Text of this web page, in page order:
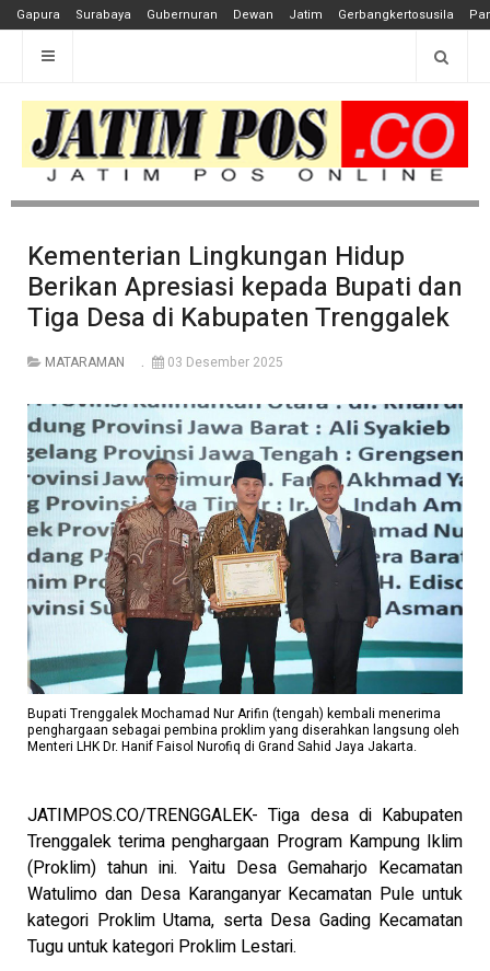
Gapura Surabaya Gubernuran Dewan Jatim Gerbangkertosusila
Kementerian Lingkungan Hidup
Berikan Apresiasi kepada Bupati dan
Tiga Desa di Kabupaten Trenggalek
MATARAMAN 03 Desember 2025
Bupati Trenggalek Mochamad Nur Arifin (tengah) kembali menerima
penghargaan sebagai pembina proklim yang diserahkan langsung oleh
Menteri LHK Dr. Hanif Faisol Nurofiq di Grand Sahid Jaya Jakarta.
JATIMPOS.CO/TRENGGALEK- Tiga desa di Kabupaten
Trenggalek terima penghargaan Program Kampung Iklim
(Proklim) tahun ini. Yaitu Desa Gemaharjo Kecamatan
Watulimo dan Desa Karanganyar Kecamatan Pule untuk
kategori Proklim Utama, serta Desa Gading Kecamatan
Tugu untuk kategori Proklim Lestari.